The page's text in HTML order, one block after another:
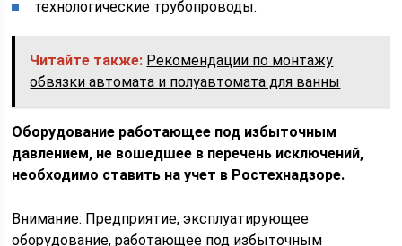
технологические трубопроводы.
Читайте также: Рекомендации по монтажу
обвязки автомата и полуавтомата для ванны
Оборудование работающее под избыточным
давлением, не вошедшее в перечень исключений,
необходимо ставить на учет в Ростехнадзоре.
Внимание: Предприятие, эксплуатирующее
оборудование, работающее под избыточным